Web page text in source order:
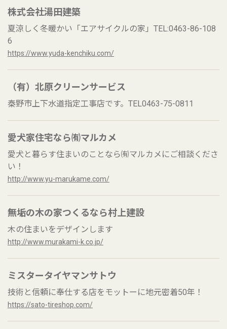
株式会社湯田建築
夏涼しく冬暖かい「エアサイクルの家」TEL:0463-86-108
6
https://www.yuda-kenchiku.com/
（有）北原クリーンサービス
秦野市上下水道指定工事店です。TEL0463-75-0811
愛犬家住宅なら㈲マルカメ
愛犬と暮らす住まいのことなら㈲マルカメにご相談くださ
い！
http://www.yu-marukame.com/
無垢の木の家つくるなら村上建設
木の住まいをデザインします
http://www.murakami-k.co.jp/
ミスタータイヤマンサトウ
技術と信頼に奉仕する店をモットーに地元密着50年！
https://sato-tireshop.com/